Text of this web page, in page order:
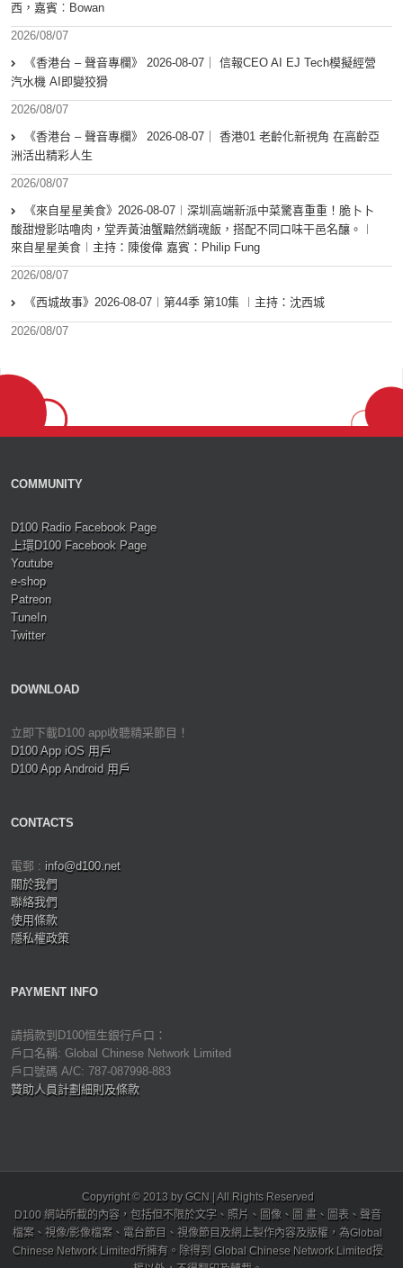
西，嘉賓︰Bowan
2026/08/07
《香港台 – 聲音專欄》 2026-08-07｜ 信報CEO AI EJ Tech模擬經營
汽水機 AI即變狡猾
2026/08/07
《香港台 – 聲音專欄》 2026-08-07｜ 香港01 老齡化新視角 在高齡亞
洲活出精彩人生
2026/08/07
《來自星星美食》2026-08-07︱深圳高端新派中菜驚喜重重！脆卜卜
酸甜燈影咕嚕肉，堂弄黃油蟹黯然銷魂飯，搭配不同口味干邑名釀。︱
來自星星美食︱主持：陳俊偉 嘉賓：Philip Fung
2026/08/07
《西城故事》2026-08-07︱第44季 第10集 ︱主持：沈西城
2026/08/07
COMMUNITY
D100 Radio Facebook Page
上環D100 Facebook Page
Youtube
e-shop
Patreon
TuneIn
Twitter
DOWNLOAD
立即下載D100 app收聽精采節目！
D100 App iOS 用戶
D100 App Android 用戶
CONTACTS
電郵 : info@d100.net
關於我們
聯絡我們
使用條款
隱私權政策
PAYMENT INFO
請捐款到D100恒生銀行戶口：
戶口名稱: Global Chinese Network Limited
戶口號碼 A/C: 787-087998-883
贊助人員計劃細則及條款
Copyright © 2013 by GCN | All Rights Reserved
D100 網站所載的內容，包括但不限於文字、照片、圖像、圖 畫、圖表、聲音
檔案、視像/影像檔案、電台節目、視像節目及網上製作內容及版權，為Global
Chinese Network Limited所擁有。除得到 Global Chinese Network Limited授